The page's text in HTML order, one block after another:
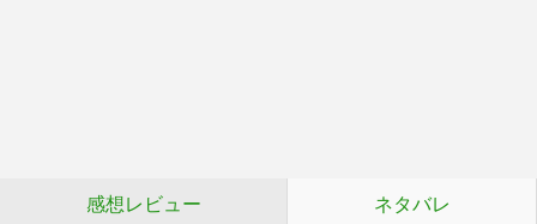
感想レビュー ネタバレ